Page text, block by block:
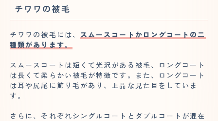
チワワの被毛
チワワの被毛には、 スムースコートかロングコートの二
種類があります。
スムースコートは短くて光沢がある被毛、ロングコート
は長くて柔らかい被毛が特徴です。また、ロングコート
は耳や尻尾に飾り毛があり、上品な見た目をしていま
す。
さらに、それぞれシングルコートとダブルコートが混在